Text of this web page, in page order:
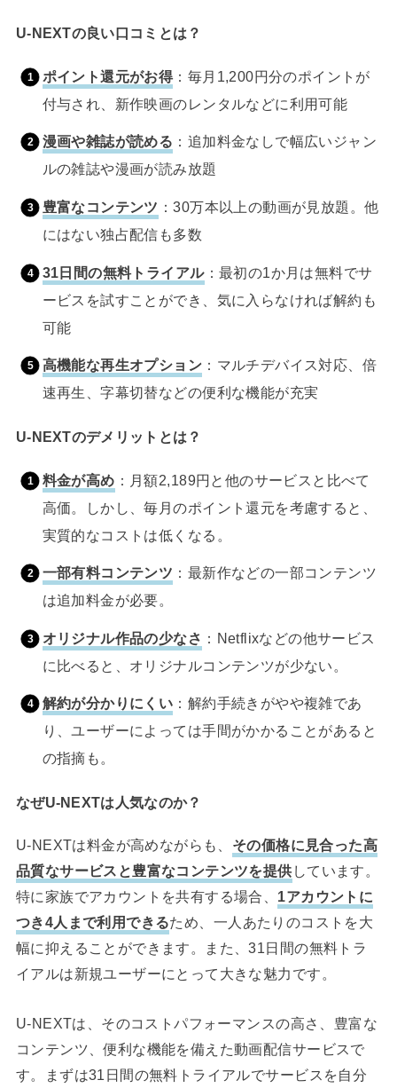
U-NEXTの良い口コミとは？
ポイント還元がお得：毎月1,200円分のポイントが
付与され、新作映画のレンタルなどに利用可能
漫画や雑誌が読める ：追加料金なしで幅広いジャン
ルの雑誌や漫画が読み放題
豊富なコンテンツ ：30万本以上の動画が見放題。他
にはない独占配信も多数
31日間の無料トライアル：最初の1か月は無料でサ
ービスを試すことができ、気に入らなければ解約も
可能
高機能な再生オプション ：マルチデバイス対応、倍
速再生、字幕切替などの便利な機能が充実
U-NEXTのデメリットとは？
料金が高め ：月額2,189円と他のサービスと比べて
高価。しかし、毎月のポイント還元を考慮すると、
実質的なコストは低くなる。
一部有料コンテンツ ：最新作などの一部コンテンツ
は追加料金が必要。
オリジナル作品の少なさ ：Netflixなどの他サービス
に比べると、オリジナルコンテンツが少ない。
解約が分かりにくい ：解約手続きがやや複雑であ
り、ユーザーによっては手間がかかることがあると
の指摘も。
なぜU-NEXTは人気なのか？
U-NEXTは料金が高めながらも、 その価格に見合った高
品質なサービスと豊富なコンテンツを提供 しています。
特に家族でアカウントを共有する場合、 1アカウントに
つき4人まで利用できるため、一人あたりのコストを大
幅に抑えることができます。また、31日間の無料トラ
イアルは新規ユーザーにとって大きな魅力です。
U-NEXTは、そのコストパフォーマンスの高さ、豊富な
コンテンツ、便利な機能を備えた動画配信サービスで
す。まずは31日間の無料トライアルでサービスを自分